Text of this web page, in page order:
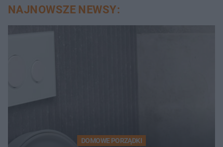
NAJNOWSZE NEWSY:
DOMOWE PORZĄDKI